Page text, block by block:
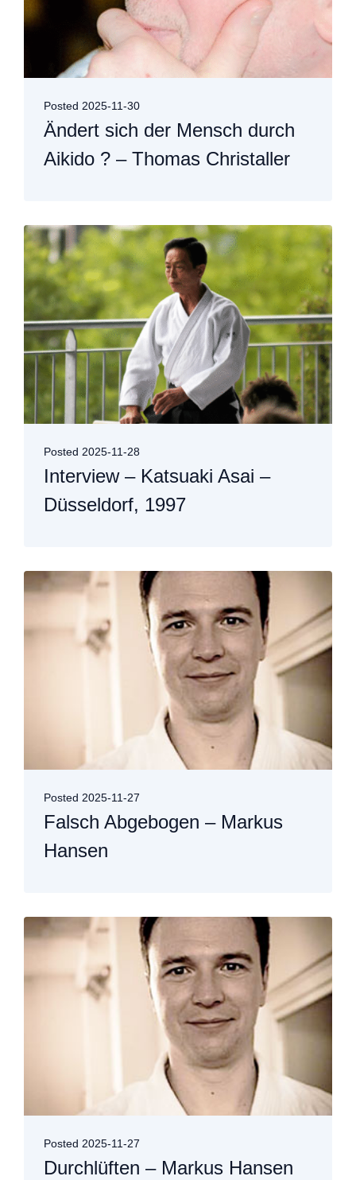
Posted 2025-11-30
Ändert sich der Mensch durch
Aikido ? – Thomas Christaller
Posted 2025-11-28
Interview – Katsuaki Asai –
Düsseldorf, 1997
Posted 2025-11-27
Falsch Abgebogen – Markus
Hansen
Posted 2025-11-27
Durchlüften – Markus Hansen